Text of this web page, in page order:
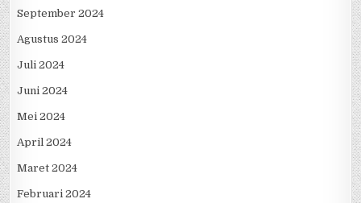
Oktober 2024
September 2024
Agustus 2024
Juli 2024
Juni 2024
Mei 2024
April 2024
Maret 2024